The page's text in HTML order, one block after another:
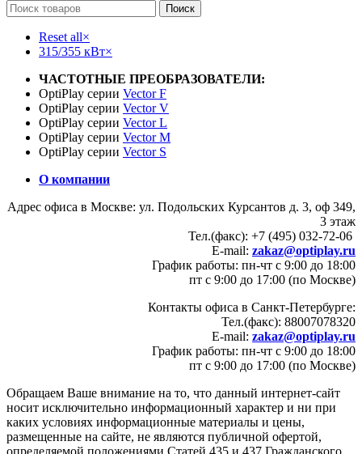
Поиск
Reset all×
315/355 кВт×
ЧАСТОТНЫЕ ПРЕОБРАЗОВАТЕЛИ:
OptiPlay серии Vector F
OptiPlay серии Vector V
OptiPlay серии Vector L
OptiPlay серии Vector M
OptiPlay серии Vector S
О компании
Адрес офиса в Москве: ул. Подольских Курсантов д. 3, оф 349,
3 этаж
Тел.(факс): +7 (495) 032-72-06
E-mail: zakaz@optiplay.ru
График работы: пн-чт с 9:00 до 18:00
пт с 9:00 до 17:00 (по Москве)
Контакты офиса в Санкт-Петербурге:
Тел.(факс): 88007078320
E-mail: zakaz@optiplay.ru
График работы: пн-чт с 9:00 до 18:00
пт с 9:00 до 17:00 (по Москве)
Обращаем Ваше внимание на то, что данный интернет-сайт
носит исключительно информационный характер и ни при
каких условиях информационные материалы и цены,
размещенные на сайте, не являются публичной офертой,
определяемой положениями Статей 435 и 437 Гражданского